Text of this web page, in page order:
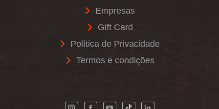
Empresas
Gift Card
Política de Privacidade
Termos e condições